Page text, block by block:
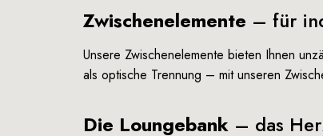
Zwischenelemente – für
Unsere Zwischenelemente bieten Ihnen
als optische Trennung – mit unseren
Die Loungebank – das